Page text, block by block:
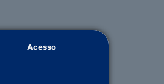
Acesso